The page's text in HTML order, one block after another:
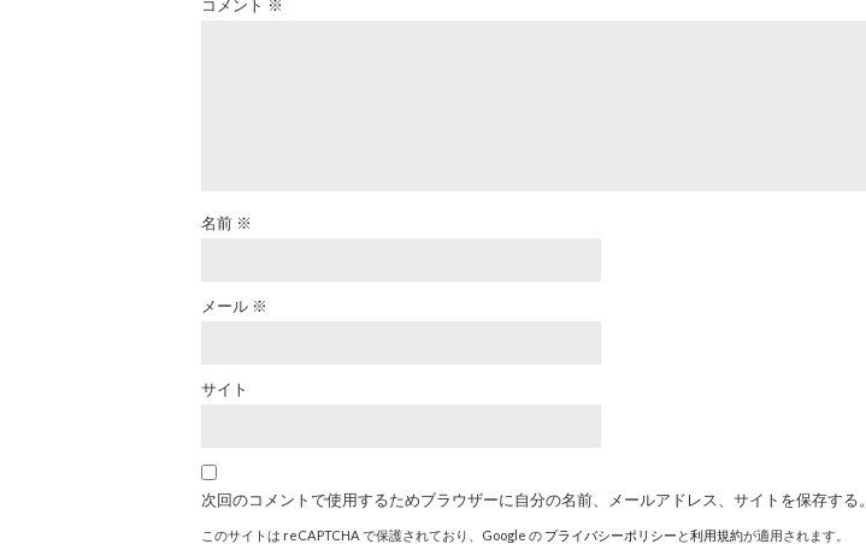
コメント ※
名前 ※
メール ※
サイト
次回のコメントで使用するためブラウザーに自分の名前、メールアドレス、サイトを保存する。
このサイトは reCAPTCHA で保護されており、Google の プライバシーポリシー と利用規約が適用されます。